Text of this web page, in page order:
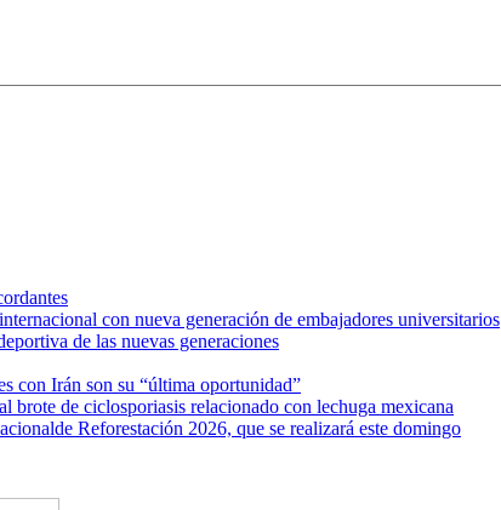
con nueva generación de embajadores universitarios
de las nuevas generaciones
con Irán son su “última oportunidad”
brote de ciclosporiasis relacionado con lechuga mexicana
Reforestación 2026, que se realizará este domingo